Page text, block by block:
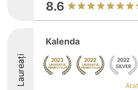
8.6
Laureați
Kalenda